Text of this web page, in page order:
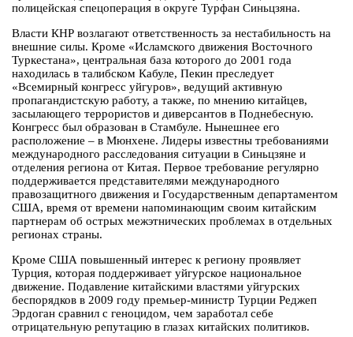
полицейская спецоперация в округе Турфан Синьцзяна.
Власти КНР возлагают ответственность за нестабильность на
внешние силы. Кроме «Исламского движения Восточного
Туркестана», центральная база которого до 2001 года
находилась в талибском Кабуле, Пекин преследует
«Всемирный конгресс уйгуров», ведущий активную
пропагандистскую работу, а также, по мнению китайцев,
засылающего террористов и диверсантов в Поднебесную.
Конгресс был образован в Стамбуле. Нынешнее его
расположение – в Мюнхене. Лидеры известны требованиями
международного расследования ситуации в Синьцзяне и
отделения региона от Китая. Первое требование регулярно
поддерживается представителями международного
правозащитного движения и Государственным департаментом
США, время от времени напоминающим своим китайским
партнерам об острых межэтнических проблемах в отдельных
регионах страны.
Кроме США повышенный интерес к региону проявляет
Турция, которая поддерживает уйгурское национальное
движение. Подавление китайскими властями уйгурских
беспорядков в 2009 году премьер-министр Турции Реджеп
Эрдоган сравнил с геноцидом, чем заработал себе
отрицательную репутацию в глазах китайских политиков.